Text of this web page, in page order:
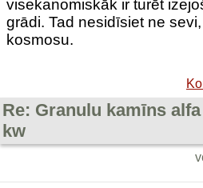
visekanomiskāk ir turēt
grādi. Tad nesidīsiet ne
kosmosu.
Re: Granulu kamīns
kw